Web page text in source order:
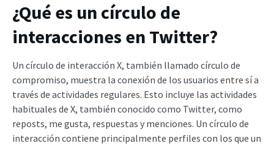
¿Qué es un círculo de
interacciones en Twitter?
Un círculo de interacción X, también llamado círculo de
compromiso, muestra la conexión de los usuarios entre sí a
través de actividades regulares. Esto incluye las actividades
habituales de X, también conocido como Twitter, como
reposts, me gusta, respuestas y menciones. Un círculo de
interacción contiene principalmente perfiles con los que un